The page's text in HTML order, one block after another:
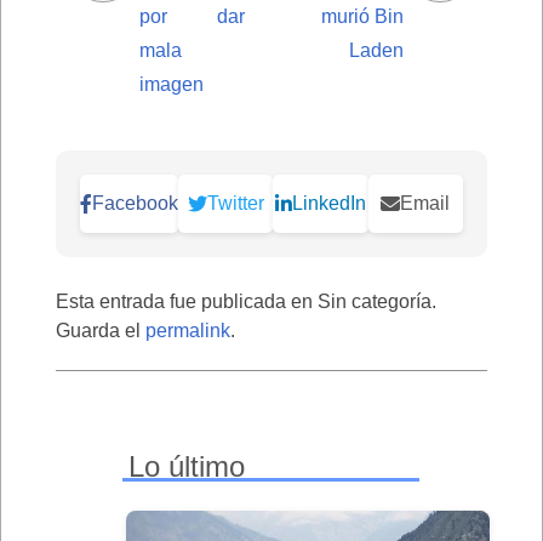
por dar
mala
imagen
murió Bin
Laden
Facebook Twitter LinkedIn Email
Esta entrada fue publicada en Sin categoría.
Guarda el permalink.
Lo último